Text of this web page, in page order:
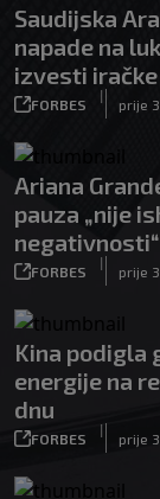
Saudijska
napade na
izvesti
FORBES
|
prije
Ariana
pauza „nije
negativnosti“
FORBES
|
prije
Kina podigla
energije na
dnu
FORBES
|
prije